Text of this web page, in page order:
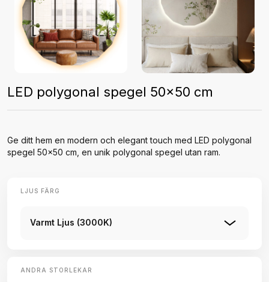
LED polygonal spegel 50x50 cm
Ge ditt hem en modern och elegant touch med LED polygonal
spegel 50x50 cm, en unik polygonal spegel utan ram.
LJUS FÄRG
Varmt Ljus (3000K)
ANDRA STORLEKAR